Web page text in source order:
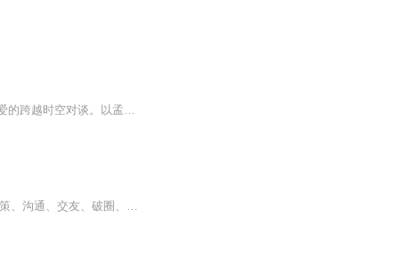
本专辑是台湾爱情学大师以其深厚的国学文化工夫与孟子的一场关于心性修养，关于自由和爱的跨越时空对谈。以孟子的经典义理为条理架构，以人生的生活实存为落地基点，通过对孟子生命哲学的本体论（人之性善的价值根源）与工夫论（自由与爱的创造和印证）的...
这是一本冯仑的“破局锦囊”！ 当挑战成为新常态，我们该如何主动破局、做出改变？ 如何决策、沟通、交友、破圈、做生意、过难关...... 《挺住才有出路》就是著名企业家冯仑根据自己的实战经验总结出来的解题思路。8大维度、62篇智慧锦囊，从成事心法，到...